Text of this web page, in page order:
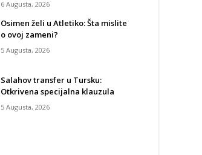
6 Augusta, 2026
Osimen želi u Atletiko: Šta mislite
o ovoj zameni?
5 Augusta, 2026
Salahov transfer u Tursku:
Otkrivena specijalna klauzula
5 Augusta, 2026